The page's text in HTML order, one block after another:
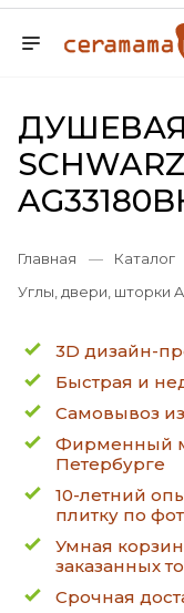
ДУШЕВАЯ
Главная — Каталог
Углы, двери, шторки
3D дизайн-
Быстрая и
Самовывоз
Фирменный
Петербурге
10-летний
плитку по
Умная
заказанных
Срочная